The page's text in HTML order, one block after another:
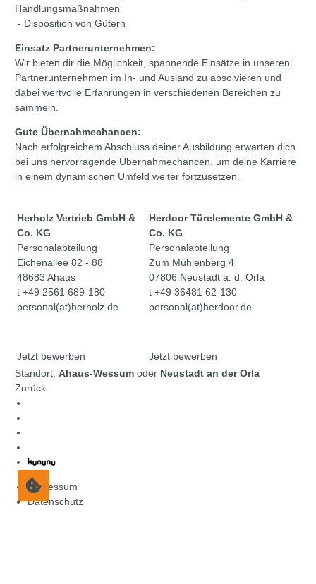
Handlungsmaßnahmen
- Disposition von Gütern
Einsatz Partnerunternehmen:
Wir bieten dir die Möglichkeit, spannende Einsätze in unseren
Partnerunternehmen im In- und Ausland zu absolvieren und
dabei wertvolle Erfahrungen in verschiedenen Bereichen zu
sammeln.
Gute Übernahmechancen:
Nach erfolgreichem Abschluss deiner Ausbildung erwarten dich
bei uns hervorragende Übernahmechancen, um deine Karriere
in einem dynamischen Umfeld weiter fortzusetzen.
Herholz Vertrieb GmbH &
Co. KG
Personalabteilung
Eichenallee 82 - 88
48683 Ahaus
t +49 2561 689-180
personal(at)herholz.de
Jetzt bewerben
Herdoor Türelemente GmbH &
Co. KG
Personalabteilung
Zum Mühlenberg 4
07806 Neustadt a. d. Orla
t +49 36481 62-130
personal(at)herdoor.de
Jetzt bewerben
Standort: Ahaus-Wessum oder Neustadt an der Orla
Zurück
Impressum
Datenschutz